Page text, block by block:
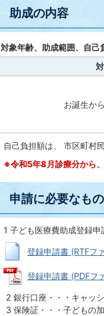
助成の内容
対象年齢、助成範囲、自己
お誕生か
自己負担額は、 市区町村
※令和5年8月診療分から
申請に必要なもの
1 子ども医療費助成登録申
登録申請書 (RTFフ
登録申請書 (PDFフ
2 銀行口座・・・キャッ
3 保険証・・・子どもの